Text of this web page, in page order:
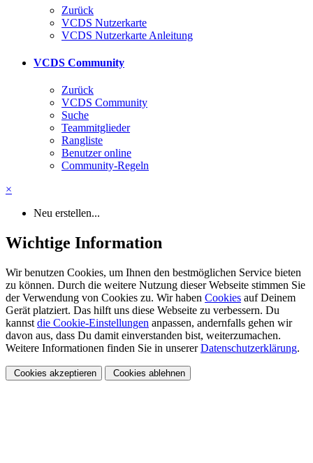
Zurück
VCDS Nutzerkarte
VCDS Nutzerkarte Anleitung
VCDS Community
Zurück
VCDS Community
Suche
Teammitglieder
Rangliste
Benutzer online
Community-Regeln
×
Neu erstellen...
Wichtige Information
Wir benutzen Cookies, um Ihnen den bestmöglichen Service bieten
zu können. Durch die weitere Nutzung dieser Webseite stimmen Sie
der Verwendung von Cookies zu. Wir haben Cookies auf Deinem
Gerät platziert. Das hilft uns diese Webseite zu verbessern. Du
kannst die Cookie-Einstellungen anpassen, andernfalls gehen wir
davon aus, dass Du damit einverstanden bist, weiterzumachen.
Weitere Informationen finden Sie in unsererDatenschutzerklärung.
Cookies akzeptieren Cookies ablehnen